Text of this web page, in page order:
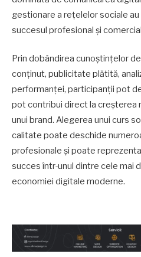
gestionare a rețelelor sociale
succesul profesional și
Prin dobândirea cunoștințelor
conținut, publicitate plătită,
performanței, participanții pot
pot contribui direct la
unui brand. Alegerea unui curs
calitate poate deschide
profesionale și poate
succes într-unul dintre cele mai
economiei digitale moderne.